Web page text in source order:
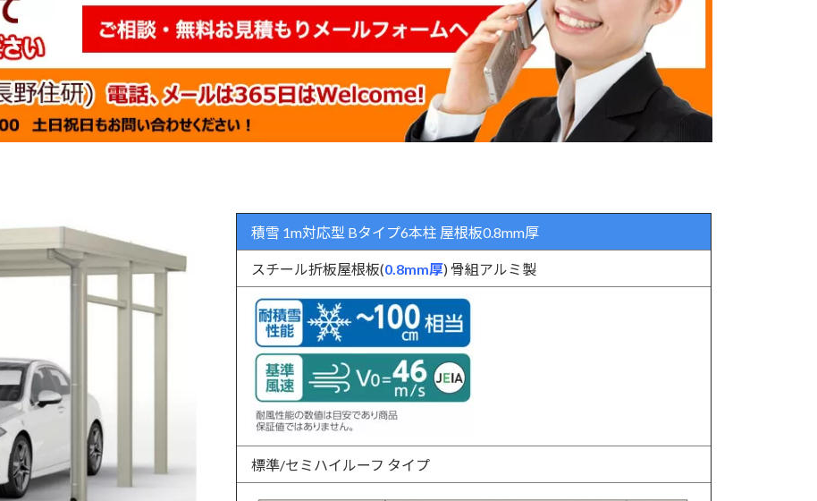
積雪 1m対応型 Bタイプ6本柱 屋根板0.8mm厚
スチール折板屋根板(0.8mm厚) 骨組アルミ製
標準/セミハイルーフ タイプ